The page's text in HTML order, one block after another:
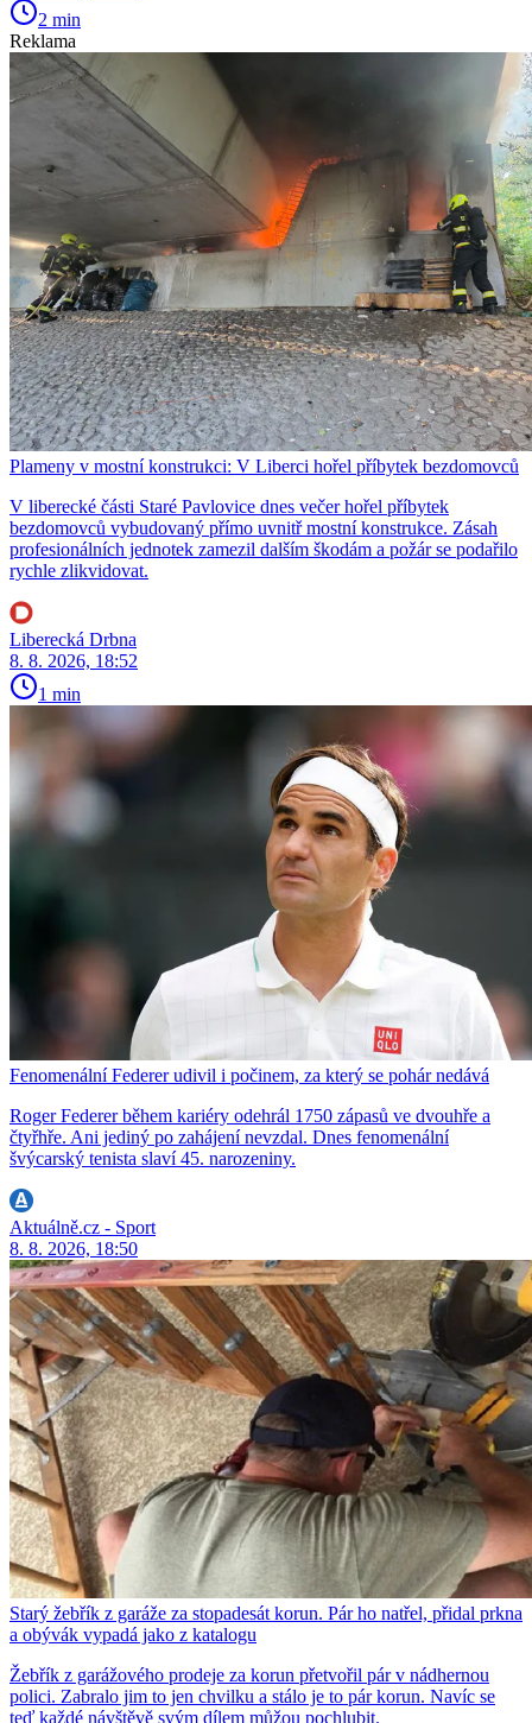
2 min
Reklama
Plameny v mostní konstrukci: V Liberci hořel příbytek bezdomovců
V liberecké části Staré Pavlovice dnes večer hořel příbytek
bezdomovců vybudovaný přímo uvnitř mostní konstrukce. Zásah
profesionálních jednotek zamezil dalším škodám a požár se podařilo
rychle zlikvidovat.
Liberecká Drbna
8. 8. 2026, 18:52
1 min
Fenomenální Federer udivil i počinem, za který se pohár nedává
Roger Federer během kariéry odehrál 1750 zápasů ve dvouhře a
čtyřhře. Ani jediný po zahájení nevzdal. Dnes fenomenální
švýcarský tenista slaví 45. narozeniny.
Aktuálně.cz - Sport
8. 8. 2026, 18:50
Starý žebřík z garáže za stopadesát korun. Pár ho natřel, přidal prkna
a obývák vypadá jako z katalogu
Žebřík z garážového prodeje za korun přetvořil pár v nádhernou
polici. Zabralo jim to jen chvilku a stálo je to pár korun. Navíc se
teď každé návštěvě svým dílem můžou pochlubit.